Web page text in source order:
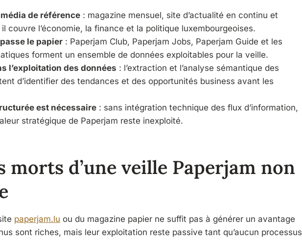
de référence : magazine mensuel, site d’actualité en continu et
il couvre l’économie, la finance et la politique luxembourgeoises.
le papier : Paperjam Club, Paperjam Jobs, Paperjam Guide et les
forment un ensemble de données exploitables pour la veille.
l’exploitation des données : l’extraction et l’analyse sémantique des
d’identifier des tendances et des opportunités business avant les
est nécessaire : sans intégration technique des flux d’information,
stratégique de Paperjam reste inexploité.
morts d’une veille Paperjam non
paperjam.lu ou du magazine papier ne suffit pas à générer un avantage
sont riches, mais leur exploitation reste passive tant qu’aucun processus